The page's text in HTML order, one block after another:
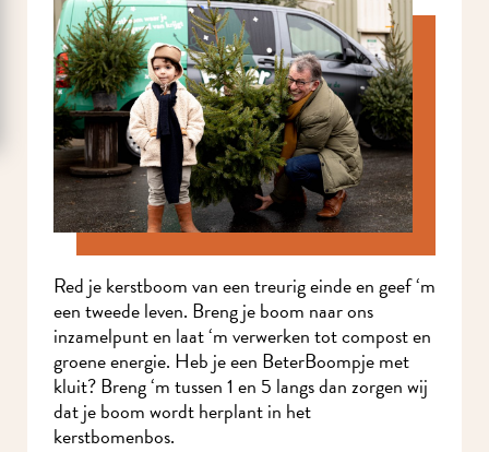
Red je kerstboom van een treurig einde en geef ‘m
een tweede leven. Breng je boom naar ons
inzamelpunt en laat ‘m verwerken tot compost en
groene energie. Heb je een BeterBoompje met
kluit? Breng ‘m tussen 1 en 5 langs dan zorgen wij
dat je boom wordt herplant in het
kerstbomenbos.